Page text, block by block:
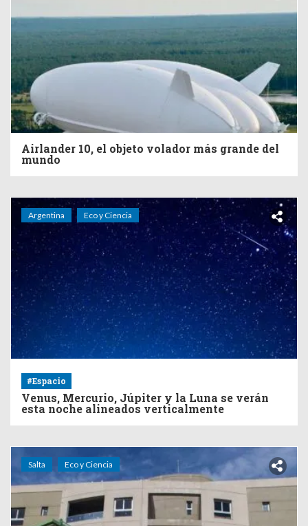
Airlander 10, el objeto volador más grande del
mundo
Argentina Eco y Ciencia
#Espacio
Venus, Mercurio, Júpiter y la Luna se verán
esta noche alineados verticalmente
Salta Eco y Ciencia